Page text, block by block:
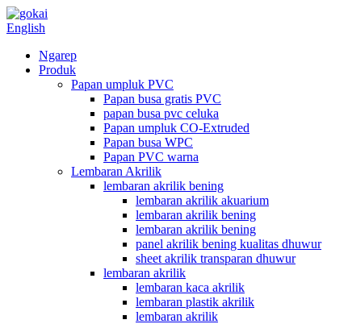
English
Ngarep
Produk
Papan umpluk PVC
Papan busa gratis PVC
papan busa pvc celuka
Papan umpluk CO-Extruded
Papan busa WPC
Papan PVC warna
Lembaran Akrilik
lembaran akrilik bening
lembaran akrilik akuarium
lembaran akrilik bening
lembaran akrilik bening
panel akrilik bening kualitas dhuwur
sheet akrilik transparan dhuwur
lembaran akrilik
lembaran kaca akrilik
lembaran plastik akrilik
lembaran akrilik